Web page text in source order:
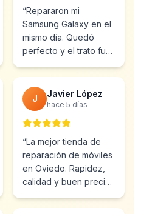
“Repararon mi
Samsung Galaxy en el
mismo día. Quedó
perfecto y el trato fue
Totalmente
recomendable.”
J Javier López
hace 5 días
“La mejor tienda de
reparación de móviles
en Oviedo. Rapidez,
calidad y buen precio.